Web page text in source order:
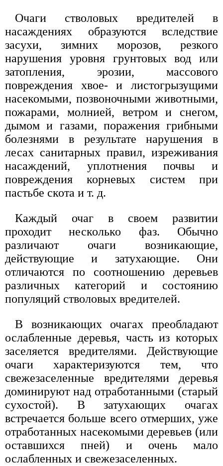
Очаги стволовых вредителей в
насаждениях образуются вследствие
засухи, зимних морозов, резкого
нарушения уровня грунтовых вод или
затопления, эрозии, массового
повреждения хвое- и листогрызущими
насекомыми, позвоночными животными,
пожарами, молнией, ветром и снегом,
дымом и газами, поражения грибными
болезнями в результате нарушения в
лесах санитарных правил, изреживания
насаждений, уплотнения почвы и
повреждения корневых систем при
пастьбе скота и т. д.
Каждый очаг в своем развитии
проходит несколько фаз. Обычно
различают очаги возникающие,
действующие и затухающие. Они
отличаются по соотношению деревьев
различных категорий и состоянию
популяций стволовых вредителей.
В возникающих очагах преобладают
ослабленные деревья, часть из которых
заселяется вредителями. Действующие
очаги характеризуются тем, что
свежезаселенные вредителями деревья
доминируют над отработанными (старый
сухостой). В затухающих очагах
встречается больше всего отмерших, уже
отработанных насекомыми деревьев (или
оставшихся пней) и очень мало
ослабленных и свежезаселенных.